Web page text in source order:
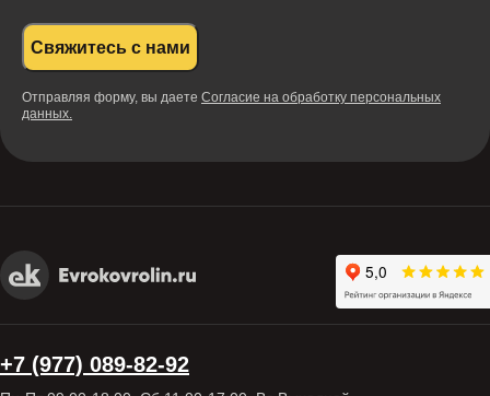
Свяжитесь с нами
Отправляя форму, вы даете Согласие на обработку персональных
данных.
+7 (977) 089-82-92